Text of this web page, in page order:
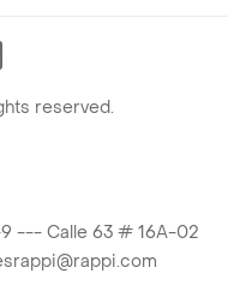
reserved.
--- Calle 63 # 16A-02